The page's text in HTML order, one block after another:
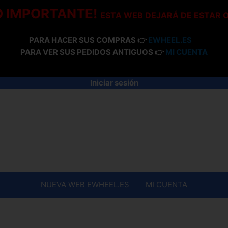
IMPORTANTE! ESTA WEB DEJARÁ DE ESTAR
PARA HACER SUS COMPRAS 👉 EWHEEL.ES
PARA VER SUS PEDIDOS ANTIGUOS 👉 MI CUENTA
Iniciar sesión
NUEVA WEB EWHEEL.ES MI CUENTA